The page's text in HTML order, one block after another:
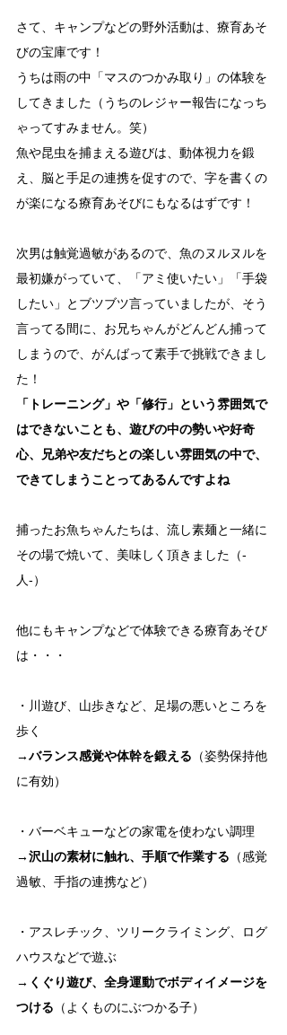
さて、キャンプなどの野外活動は、療育あそ
びの宝庫です！
うちは雨の中「マスのつかみ取り」の体験を
してきました（うちのレジャー報告になっち
ゃってすみません。笑）
魚や昆虫を捕まえる遊びは、動体視力を鍛
え、脳と手足の連携を促すので、字を書くの
が楽になる療育あそびにもなるはずです！
次男は触覚過敏があるので、魚のヌルヌルを
最初嫌がっていて、「アミ使いたい」「手袋
したい」とブツブツ言っていましたが、そう
言ってる間に、お兄ちゃんがどんどん捕って
しまうので、がんばって素手で挑戦できまし
た！
「トレーニング」や「修行」という雰囲気で
はできないことも、遊びの中の勢いや好奇
心、兄弟や友だちとの楽しい雰囲気の中で、
できてしまうことってあるんですよね
捕ったお魚ちゃんたちは、流し素麺と一緒に
その場で焼いて、美味しく頂きました（-
人-）
他にもキャンプなどで体験できる療育あそび
は・・・
・川遊び、山歩きなど、足場の悪いところを
歩く
→バランス感覚や体幹を鍛える （姿勢保持他
に有効）
・バーベキューなどの家電を使わない調理
→沢山の素材に触れ、手順で作業する （感覚
過敏、手指の連携など）
・アスレチック、ツリークライミング、ログ
ハウスなどで遊ぶ
→くぐり遊び、全身運動でボディイメージを
つける （よくものにぶつかる子）